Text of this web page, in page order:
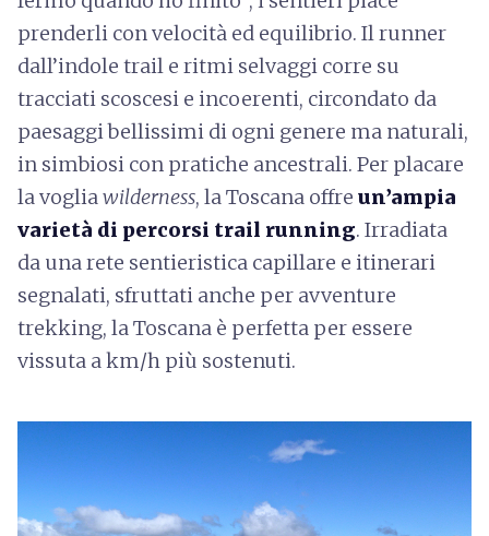
prenderli con velocità ed equilibrio. Il runner
dall’indole trail e ritmi selvaggi corre su
tracciati scoscesi e incoerenti, circondato da
paesaggi bellissimi di ogni genere ma naturali,
in simbiosi con pratiche ancestrali. Per placare
la vogliawilderness, la Toscana offre un’ampia
varietà di percorsi trail running. Irradiata
da una rete sentieristica capillare e itinerari
segnalati, sfruttati anche per avventure
trekking, la Toscana è perfetta per essere
vissuta a km/h più sostenuti.